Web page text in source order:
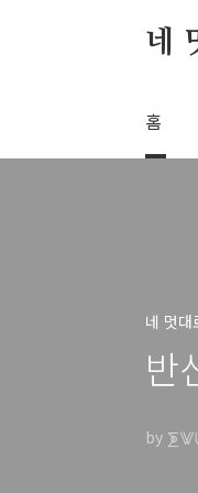
네
홈
네 멋
반
by